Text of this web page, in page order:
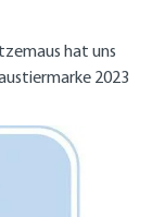
hat uns
2023